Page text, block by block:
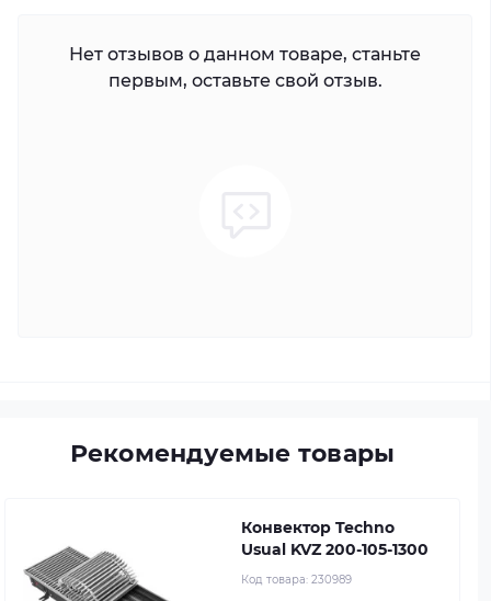
Нет отзывов о данном товаре, станьте
первым, оставьте свой отзыв.
Рекомендуемые товары
Конвектор Techno
Usual KVZ 200-105-1300
Код товара: 230989